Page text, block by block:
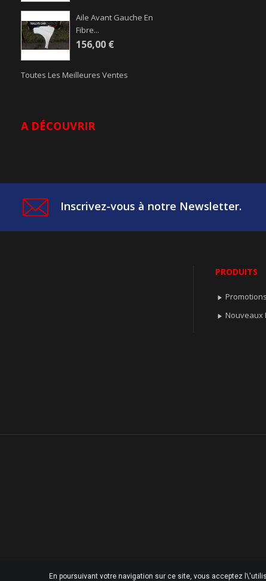
Aile Avant Gauche En
Fibre...
156,00 €
Toutes Les Meilleures Ventes
A DÉCOUVRIR
Inscrivez-vous à notre Newsletter.
PRODUITS
 Promotions
 Nouveaux
En poursuivant votre navigation sur ce site, vous acceptez